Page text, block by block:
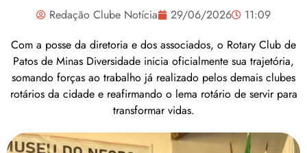
Redação Clube Notícia 29/06/2026
11:09
Com a posse da diretoria e dos associados, o Rotary Club de
Patos de Minas Diversidade inicia oficialmente sua trajetória,
somando forças ao trabalho já realizado pelos demais clubes
rotários da cidade e reafirmando o lema rotário de servir para
transformar vidas.